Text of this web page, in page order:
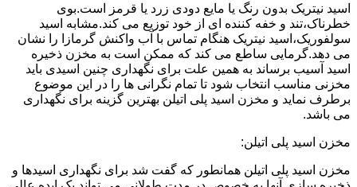
اسید نیتریک بدون رنگ یا مایع دودی زرد یا قرمز است.بوی
خطرناک،تند و خفه کننده ای از خود توزیع می کند.مشابه اسید
سولفوریک،اسید نیتریک هنگام تماس با آب واکنش گرمازا را نشان
می دهد.گرمایی ساطع می کند که ممکن است به مخزن ذخیره
اسید آسیب برساند به همین علت برای نگهداری چنین اسیدی باید
مخزنی مناسب انتخاب شود تا تمام نگرانی ها را در این موضوع
برطرف نماید و مخزن اسید پلی اتیلن بهترین گزینه برای نگهداری
می باشد.
مخزن اسید پلی اتیلن:
مخزن اسید پلی اتیلن همانطور که گفت شد برای نگهداری اسیدها و